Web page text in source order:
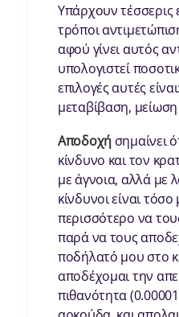
Υπάρχουν τέσσερις
τρόποι
αφού γίνει αυτός
υπολογιστεί
επιλογές αυτές
μεταβίβαση,
Αποδοχή σημαίνει
κίνδυνο και τον
με άγνοια, αλλά με
κίνδυνοι είναι τόσο
περισσότερο να
παρά να τους
ποδήλατό μου στο
αποδέχομαι την
πιθανότητα